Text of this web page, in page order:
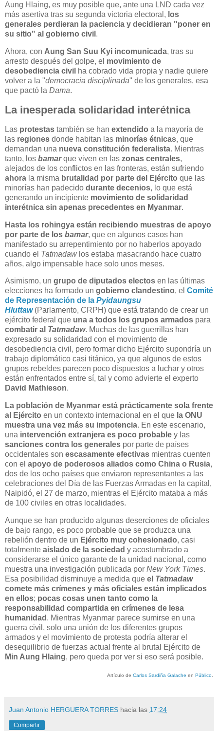
Aung Hlaing, es muy posible que, ante una LND cada vez
más asertiva tras su segunda victoria electoral, los
generales perdieran la paciencia y decidieran "poner en
su sitio" al gobierno civil .
Ahora, con Aung San Suu Kyi incomunicada, tras su
arresto después del golpe, el movimiento de
desobediencia civil ha cobrado vida propia y nadie quiere
volver a la "democracia disciplinada" de los generales, esa
que pactó la Dama.
La inesperada solidaridad interétnica
Las protestas también se han extendido a la mayoría de
las regiones donde habitan las minorías étnicas, que
demandan una nueva constitución federalista. Mientras
tanto, los bamar que viven en las zonas centrales,
alejados de los conflictos en las fronteras, están sufriendo
ahora la misma brutalidad por parte del Ejército que las
minorías han padecido durante decenios, lo que está
generando un incipiente movimiento de solidaridad
interétnica sin apenas precedentes en Myanmar.
Hasta los rohingya están recibiendo muestras de apoyo
por parte de los bamar, que en algunos casos han
manifestado su arrepentimiento por no haberlos apoyado
cuando el Tatmadaw los estaba masacrando hace cuatro
años, algo impensable hace solo unos meses.
Asimismo, un grupo de diputados electos en las últimas
elecciones ha formado un gobierno clandestino, el Comité
de Representación de la Pyidaungsu
Hluttaw(Parlamento, CRPH) que está tratando de crear un
ejército federal que una a todos los grupos armados para
combatir al Tatmadaw. Muchas de las guerrillas han
expresado su solidaridad con el movimiento de
desobediencia civil, pero formar dicho Ejército supondría un
trabajo diplomático casi titánico, ya que algunos de estos
grupos rebeldes parecen poco dispuestos a luchar y otros
están enfrentados entre sí, tal y como advierte el experto
David Mathieson.
La población de Myanmar está prácticamente sola frente
al Ejército en un contexto internacional en el que la ONU
muestra una vez más su impotencia. En este escenario,
una intervención extranjera es poco probable y las
sanciones contra los generales por parte de países
occidentales son escasamente efectivas mientras cuenten
con el apoyo de poderosos aliados como China o Rusia,
dos de los ocho países que enviaron representantes a las
celebraciones del Día de las Fuerzas Armadas en la capital,
Naipidó, el 27 de marzo, mientras el Ejército mataba a más
de 100 civiles en otras localidades.
Aunque se han producido algunas deserciones de oficiales
de bajo rango, es poco probable que se produzca una
rebelión dentro de un Ejército muy cohesionado, casi
totalmente aislado de la sociedad y acostumbrado a
considerarse el único garante de la unidad nacional, como
muestra una investigación publicada por New York Times.
Esa posibilidad disminuye a medida que el Tatmadaw
comete más crímenes y más oficiales están implicados
en ellos; pocas cosas unen tanto como la
responsabilidad compartida en crímenes de lesa
humanidad . Mientras Myanmar parece sumirse en una
guerra civil, solo una unión de los diferentes grupos
armados y el movimiento de protesta podría alterar el
desequilibrio de fuerzas actual frente al brutal Ejército de
Min Aung Hlaing, pero queda por ver si eso será posible.
Artículo de Carlos Sardiña Galache en Público
Juan Antonio HERGUERA TORRES hacia las 17:24
Compartir